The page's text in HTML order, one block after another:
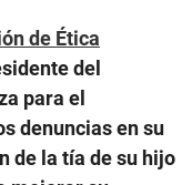
de Ética
del
para el
denuncias en su
de la tía de su hijo